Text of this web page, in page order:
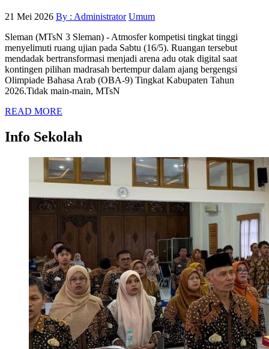
21 Mei 2026 By : Administrator Umum
Sleman (MTsN 3 Sleman) - Atmosfer kompetisi tingkat tinggi
menyelimuti ruang ujian pada Sabtu (16/5). Ruangan tersebut
mendadak bertransformasi menjadi arena adu otak digital saat
kontingen pilihan madrasah bertempur dalam ajang bergengsi
Olimpiade Bahasa Arab (OBA-9) Tingkat Kabupaten Tahun
2026.Tidak main-main, MTsN
READ MORE
Info Sekolah